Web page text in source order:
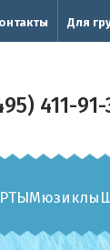
Для
411-91-
Мюзиклы